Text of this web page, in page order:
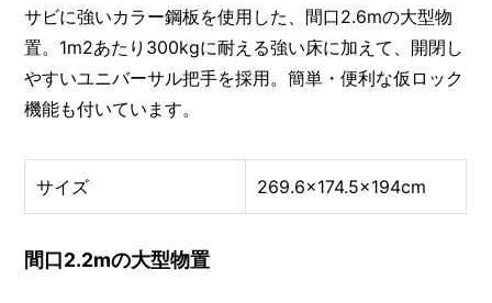
サビに強いカラー鋼板を使用した、間口2.6mの大型物
置。1m2あたり300kgに耐える強い床に加えて、開閉し
やすいユニバーサル把手を採用。簡単・便利な仮ロック
機能も付いています。
サイズ 269.6×174.5×194cm
間口2.2mの大型物置